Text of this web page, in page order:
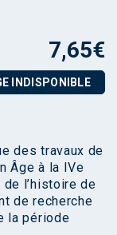
7,65€
INDISPONIBLE
des travaux de
Âge à la IVe
l’histoire de
de recherche
la période